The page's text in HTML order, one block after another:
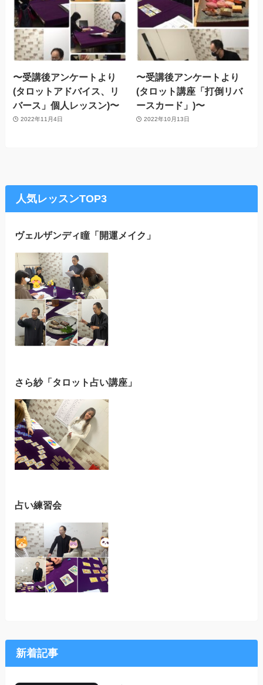
〜受講後アンケートより
(タロットアドバイス、リ
バース」個人レッスン)〜
2022年11月4日
〜受講後アンケートより
(タロット講座「打倒リバ
ースカード」)〜
2022年10月13日
人気レッスンTOP3
ヴェルザンディ瞳「開運メイク」
さら紗「タロット占い講座」
占い練習会
新着記事